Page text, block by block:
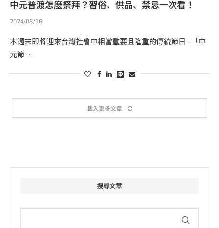
中元普渡怎麼祭拜？習俗、供品、禁忌一次看！
2024/08/16
本週末即將迎來台灣社會中相當重要且隆重的傳統節日 –「中
元節 …
載入更多文章
搜尋文章